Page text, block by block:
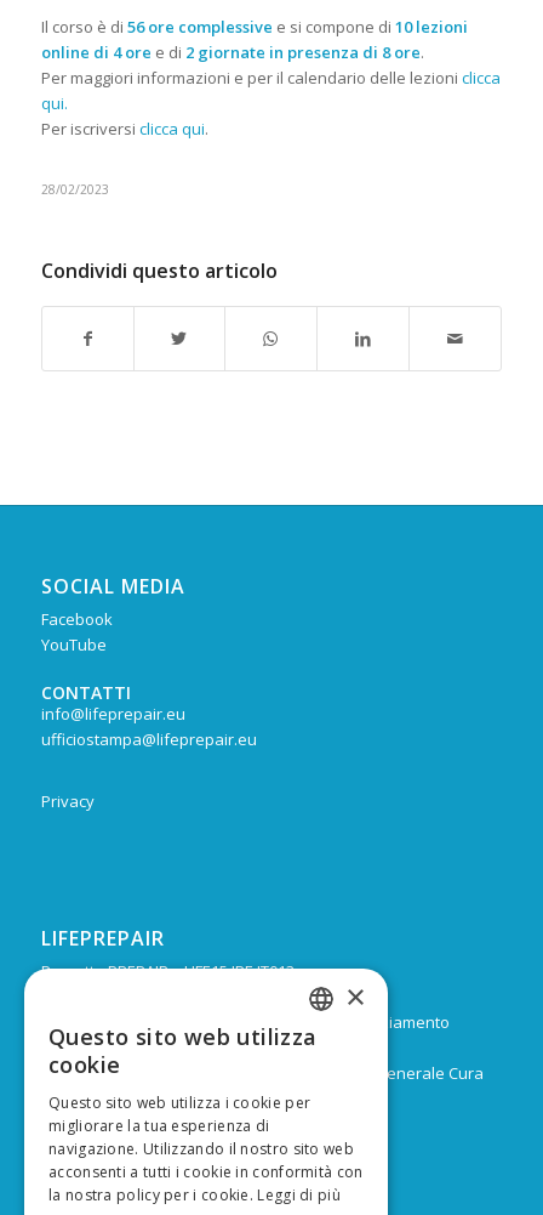
Il corso è di 56 ore complessive e si compone di 10 lezioni
online di 4 ore e di 2 giornate in presenza di 8 ore.
Per maggiori informazioni e per il calendario delle lezioni clicca
qui.
Per iscriversi clicca qui.
28/02/2023
Condividi questo articolo
SOCIAL MEDIA
Facebook
YouTube
CONTATTI
info@lifeprepair.eu
ufficiostampa@lifeprepair.eu
Privacy
LIFEPREPAIR
Progetto PREPAIR – LIFE15 IPE IT013
Durata: Febbraio 2017 – Dicembre 2024
Budget: 16.805.939 € di cui 9.974.624 di co-finanziamento
europeo
Capofila: Regione Emilia-Romagna, Direzione Generale Cura
del territorio e dell’ambiente
ITALIAN
×
Questo sito web utilizza
cookie
Questo sito web utilizza i cookie per
migliorare la tua esperienza di
navigazione. Utilizzando il nostro sito web
acconsenti a tutti i cookie in conformità con
la nostra policy per i cookie. Leggi di più